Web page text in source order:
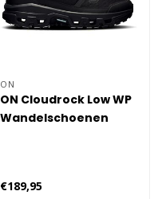
ON
ON Cloudrock Low WP
Wandelschoenen
€189,95